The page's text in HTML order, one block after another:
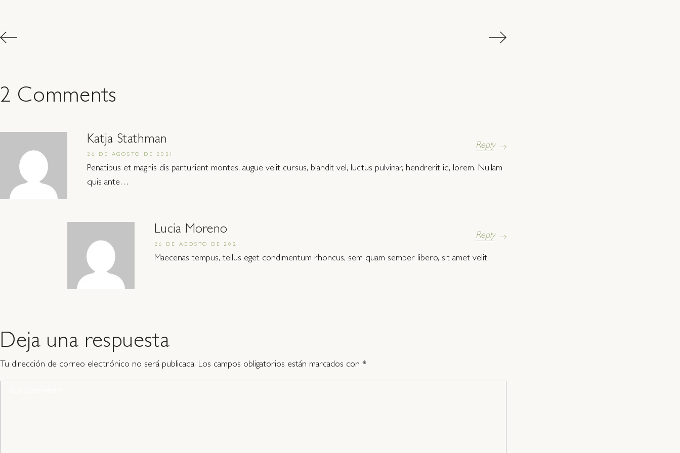
2 Comments
Katja Stathman
26 DE AGOSTO DE 2021
Penatibus et magnis dis parturient montes, augue velit cursus, blandit vel, luctus pulvinar, hendrerit id, lorem. Nullam
quis ante…
Reply
Lucia Moreno
26 DE AGOSTO DE 2021
Maecenas tempus, tellus eget condimentum rhoncus, sem quam semper libero, sit amet velit.
Reply
Deja una respuesta
Tu dirección de correo electrónico no será publicada. Los campos obligatorios están marcados con *